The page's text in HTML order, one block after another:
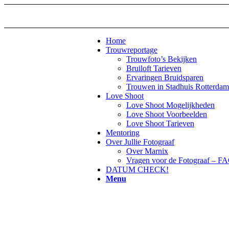
Home
Trouwreportage
Trouwfoto’s Bekijken
Bruiloft Tarieven
Ervaringen Bruidsparen
Trouwen in Stadhuis Rotterdam
Love Shoot
Love Shoot Mogelijkheden
Love Shoot Voorbeelden
Love Shoot Tarieven
Mentoring
Over Jullie Fotograaf
Over Marnix
Vragen voor de Fotograaf –
DATUM CHECK!
Menu